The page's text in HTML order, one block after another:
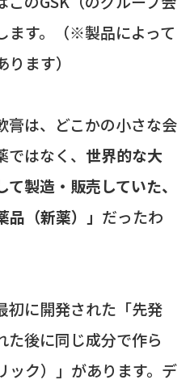
ます。（※製品によって
ます）
膏は、どこかの小さな会
はなく、 世界的な大
製造・販売していた、
（新薬）」 だったわ
初に開発された「先発
た後に同じ成分で作ら
ック）」があります。デ